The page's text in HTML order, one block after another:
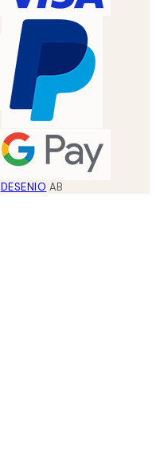
DESENIO AB